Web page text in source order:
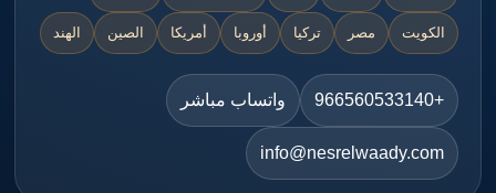
الكويت مصر تركيا أوروبا أمريكا الصين الهند
+966560533140 واتساب مباشر
info@nesrelwaady.com